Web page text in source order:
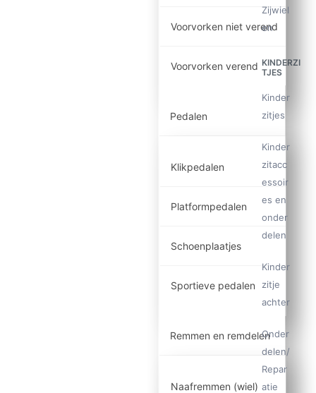
Voorvorken niet verend
Voorvorken verend
Pedalen
Klikpedalen
Platformpedalen
Schoenplaatjes
Sportieve pedalen
Remmen en remdelen
Naafremmen (wiel)
Zijwiel
en
KINDERZI
TJES
Kinder
zitjes
Kinder
zitacc
essoir
es en
onder
delen
Kinder
zitje
achter
Onder
delen/
Repar
atie